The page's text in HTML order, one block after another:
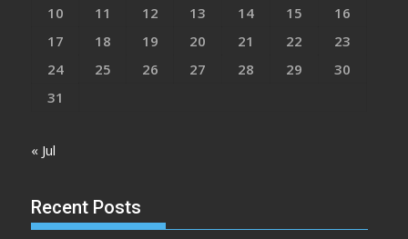
10
11 12 13 14 15
16
17
18 19 20 21 22
23
24
25 26 27 28 29
30
31
« Jul
Recent Posts